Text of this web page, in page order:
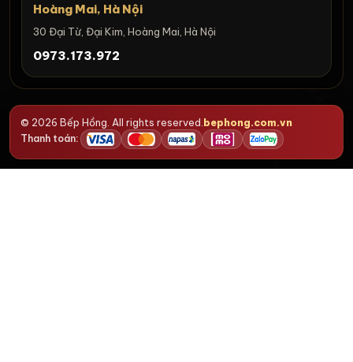
Hoàng Mai, Hà Nội
30 Đại Từ, Đại Kim, Hoàng Mai, Hà Nội
0973.173.972
© 2026 Bếp Hồng. All rights reserved. bephong.com.vn
Thanh toán: